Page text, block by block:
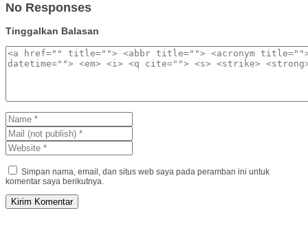
No Responses
Tinggalkan Balasan
Simpan nama, email, dan situs web saya pada peramban ini untuk
komentar saya berikutnya.